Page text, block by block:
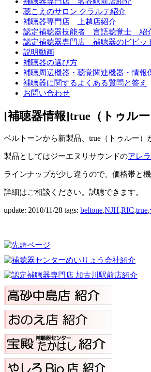
聴こえのサロン クラルテ紹介
補聴器専門店 上越店紹介
認定補聴器技能者 言語聴覚士 紹
認定補聴器専門店 補聴器のビビッ
説明動画
補聴器の選び方
補聴周辺機器・聴覚関連機器・情報
補聴器に関するよくある質問と答え
お問い合わせ
[補聴器情報]true（トゥル
ベルトーンから新製品、true（トゥルー）
製品としてはジーエヌリサウンドのアレラ
ラインナップが少し違うので、価格帯と
詳細はご相談ください。試聴できます。
update: 2010/11/28 tags: beltone,NJH,RIC,true,